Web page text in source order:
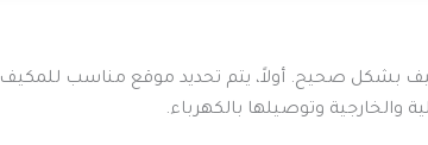
بشكل صحيح. أولاً، يتم تحديد موقع مناسب للمكيف
والخارجية وتوصيلها بالكهرباء.